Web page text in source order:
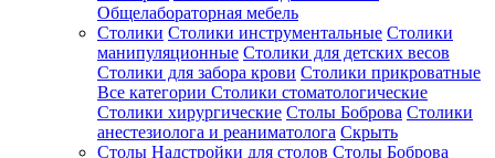
Общелабораторная мебель
Столики Столики инструментальные Столики
манипуляционные Столики для детских весов
Столики для забора крови Столики прикроватные
Все категории Столики стоматологические
Столики хирургические Столы Боброва Столики
анестезиолога и реаниматолога Скрыть
Столы Надстройки для столов Столы Боброва